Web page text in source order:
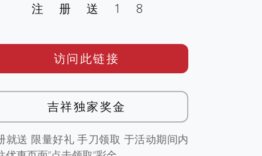
注册送18
访问此链接
吉祥独家奖金
就送 限量好礼 手刀领取 于活动期间内